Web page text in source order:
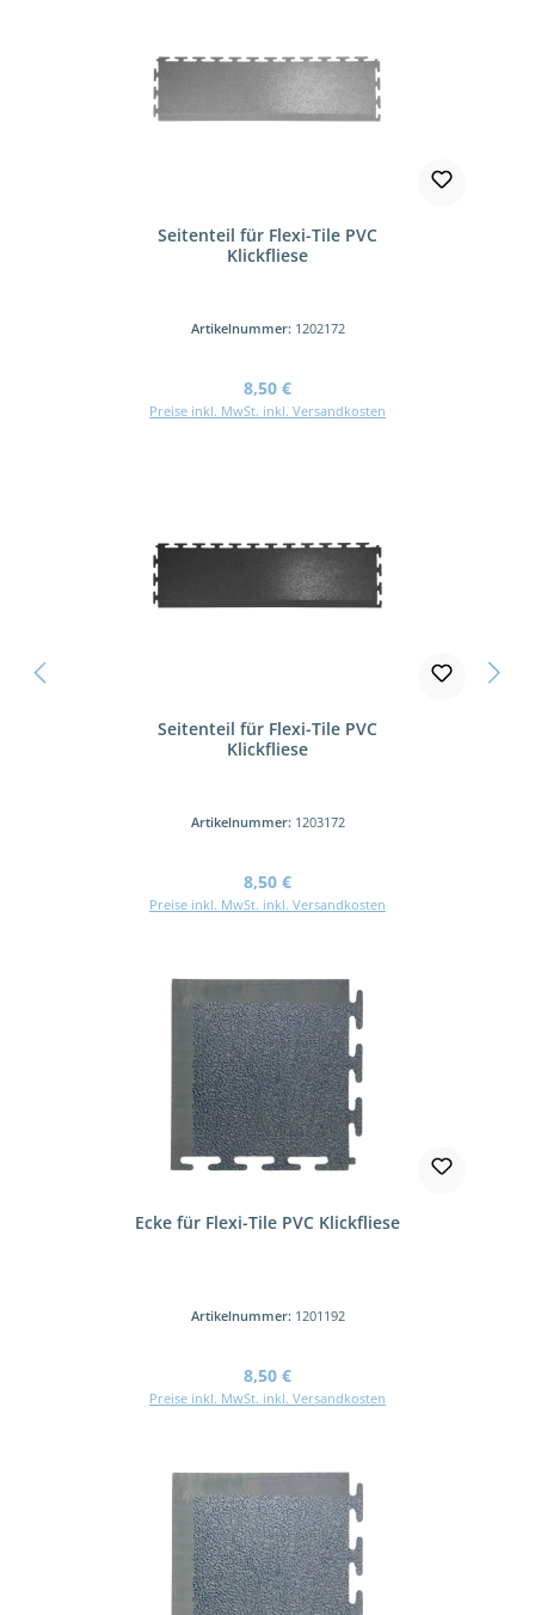
Seitenteil für Flexi-Tile PVC
Klickfliese
Artikelnummer: 1202172
Regulärer Preis:
8,50 €
Preise inkl. MwSt. inkl. Versandkosten
Seitenteil für Flexi-Tile PVC
Klickfliese
Artikelnummer: 1203172
Regulärer Preis:
8,50 €
Preise inkl. MwSt. inkl. Versandkosten
Ecke für Flexi-Tile PVC Klickfliese
Artikelnummer: 1201192
Regulärer Preis:
8,50 €
Preise inkl. MwSt. inkl. Versandkosten